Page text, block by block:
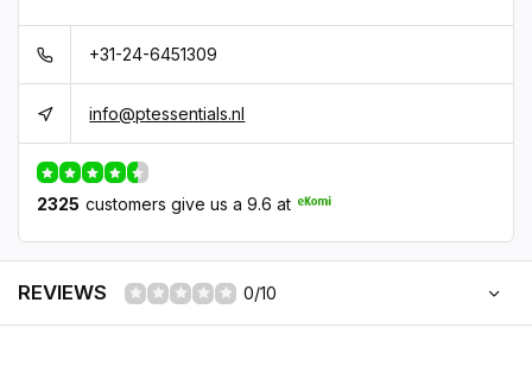
+31-24-6451309
info@ptessentials.nl
2325 customers give us a 9.6 at
REVIEWS 0/10